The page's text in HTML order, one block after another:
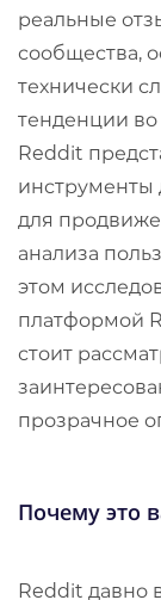
реальные
сообщества,
технически
тенденции
Reddit
инструменты
для
анализа
этом
платформой
стоит
прозрачное
Почему это
Reddit давно